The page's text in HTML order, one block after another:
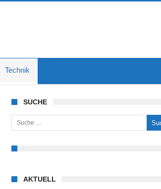
Technik
SUCHE
Suche nach:
AKTUELL